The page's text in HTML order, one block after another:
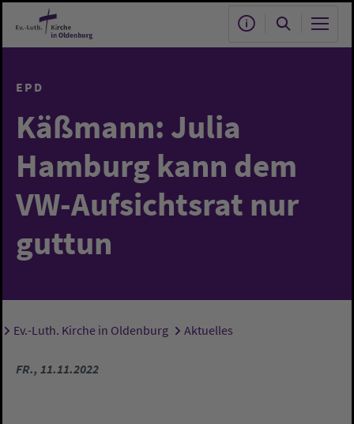
Zum Hauptinhalt springen
EPD
Käßmann: Julia
Hamburg kann dem
VW-Aufsichtsrat nur
guttun
Sie sind hier:
Ev.-Luth. Kirche in Oldenburg Aktuelles
FR., 11.11.2022